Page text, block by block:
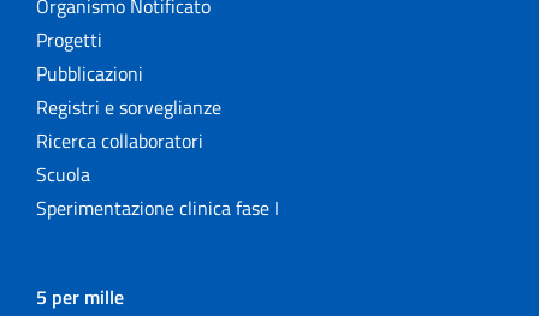
Organismo Notificato
Progetti
Pubblicazioni
Registri e sorveglianze
Ricerca collaboratori
Scuola
Sperimentazione clinica fase I
5 per mille